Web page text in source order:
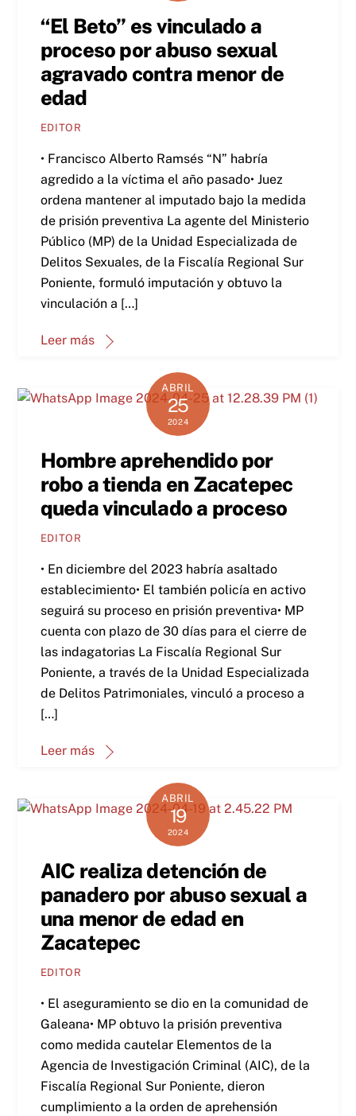
“El Beto” es vinculado a
proceso por abuso sexual
agravado contra menor de
edad
EDITOR
• Francisco Alberto Ramsés “N” habría
agredido a la víctima el año pasado• Juez
ordena mantener al imputado bajo la medida
de prisión preventiva La agente del Ministerio
Público (MP) de la Unidad Especializada de
Delitos Sexuales, de la Fiscalía Regional Sur
Poniente, formuló imputación y obtuvo la
vinculación a […]
Leer más
ABRIL
25
2024
Hombre aprehendido por
robo a tienda en Zacatepec
queda vinculado a proceso
EDITOR
• En diciembre del 2023 habría asaltado
establecimiento• El también policía en activo
seguirá su proceso en prisión preventiva• MP
cuenta con plazo de 30 días para el cierre de
las indagatorias La Fiscalía Regional Sur
Poniente, a través de la Unidad Especializada
de Delitos Patrimoniales, vinculó a proceso a
[…]
Leer más
ABRIL
19
2024
AIC realiza detención de
panadero por abuso sexual a
una menor de edad en
Zacatepec
EDITOR
• El aseguramiento se dio en la comunidad de
Galeana• MP obtuvo la prisión preventiva
como medida cautelar Elementos de la
Agencia de Investigación Criminal (AIC), de la
Fiscalía Regional Sur Poniente, dieron
cumplimiento a la orden de aprehensión